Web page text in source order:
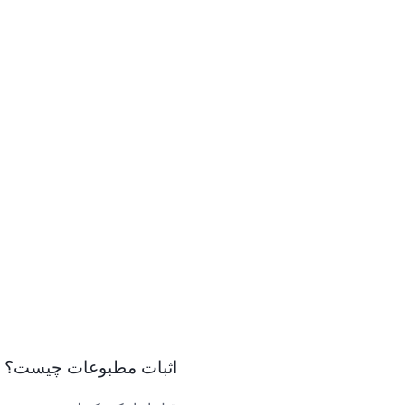
اثبات مطبوعات چیست؟